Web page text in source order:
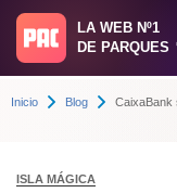
LA WEB Nº1
DE PARQUES
Inicio Blog CaixaBank
ISLA MÁGICA